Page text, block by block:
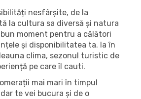
nesfârșite, de la
la cultura sa diversă și natura
moment pentru a călători
și disponibilitatea ta. Ia în
clima, sezonul turistic de
pe care îl cauti.
mai mari în timpul
te vei bucura și de o